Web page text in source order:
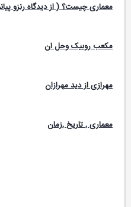
معماری چیست؟ ( از دیدگاه رنزو پیانو )
مکعب روبیک وحل ان
مهرازی از دید مهرازان
معماری , تاریخ ,زمان